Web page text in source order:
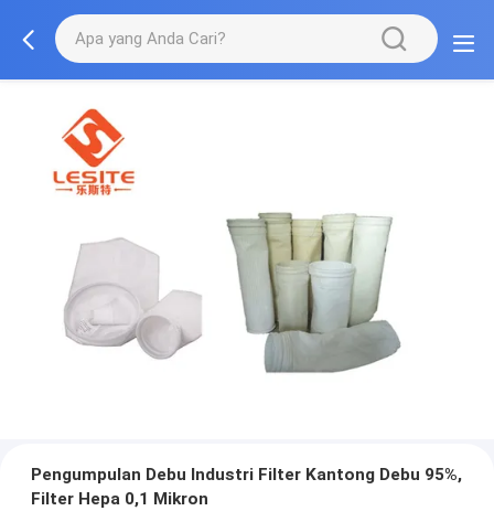
Pengumpulan Debu Industri Filter Kantong Debu 95%,
Filter Hepa 0,1 Mikron